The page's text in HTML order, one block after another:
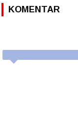
KOMENTAR